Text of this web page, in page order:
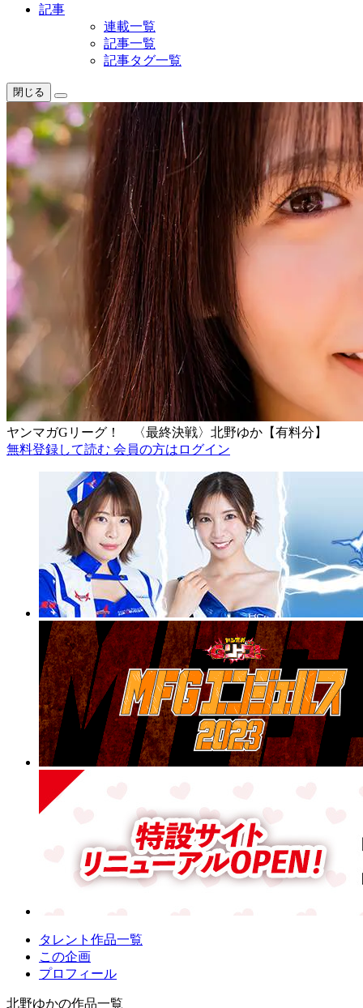
記事
連載一覧
記事一覧
記事タグ一覧
閉じる
ヤンマガGリーグ！ 〈最終決戦〉北野ゆか【有料分】
無料登録して読む 会員の方はログイン
タレント作品一覧
この企画
プロフィール
北野ゆかの作品一覧